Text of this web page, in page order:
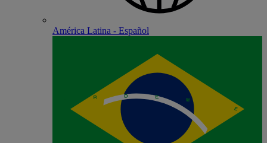
América Latina - Español